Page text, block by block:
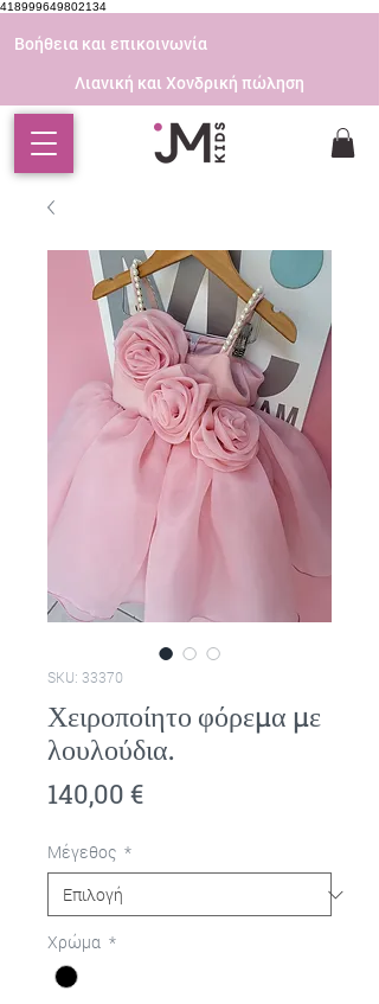
418999649802134
Βοήθεια και επικοινωνία
Λιανική και Χονδρική πώληση
SKU: 33370
Χειροποίητο φόρεμα με
λουλούδια.
140,00 €Τιμή
Μέγεθος *
Χρώμα *